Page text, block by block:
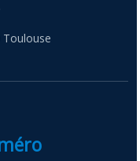
Toulouse